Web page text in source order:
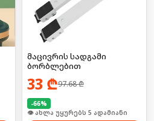
მაცივრის სადგამი
ბორბლებით
33 ₾97.68₾
-66%
🛒 ბოლო 24სთ-ში იყიდა 4-მა